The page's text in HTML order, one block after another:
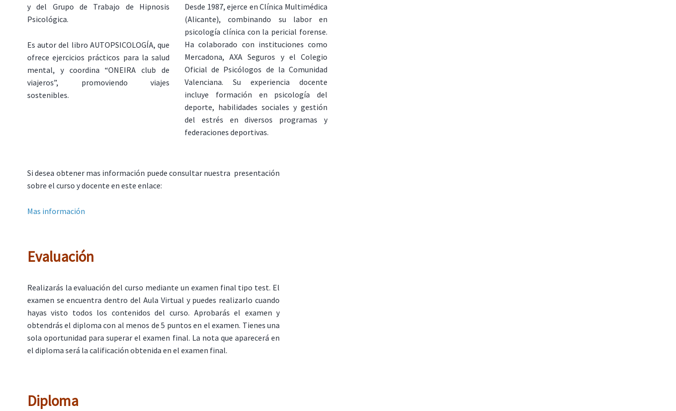
y del Grupo de Trabajo de Hipnosis
Psicológica.
Es autor del libro AUTOPSICOLOGÍA, que
ofrece ejercicios prácticos para la salud
mental, y coordina “ONEIRA club de
viajeros”, promoviendo viajes
sostenibles.
Desde 1987, ejerce en Clínica Multimédica
(Alicante), combinando su labor en
psicología clínica con la pericial forense.
Ha colaborado con instituciones como
Mercadona, AXA Seguros y el Colegio
Oficial de Psicólogos de la Comunidad
Valenciana. Su experiencia docente
incluye formación en psicología del
deporte, habilidades sociales y gestión
del estrés en diversos programas y
federaciones deportivas.
Si desea obtener mas información puede consultar nuestra presentación
sobre el curso y docente en este enlace:
Mas información
Evaluación
Realizarás la evaluación del curso mediante un examen final tipo test. El
examen se encuentra dentro del Aula Virtual y puedes realizarlo cuando
hayas visto todos los contenidos del curso. Aprobarás el examen y
obtendrás el diploma con al menos de 5 puntos en el examen. Tienes una
sola oportunidad para superar el examen final. La nota que aparecerá en
el diploma será la calificación obtenida en el examen final.
Diploma